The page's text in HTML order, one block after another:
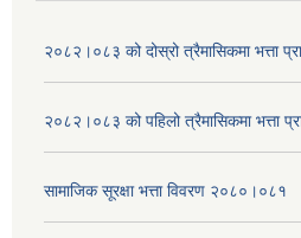
२०८२।०८३ को दोस्रो त्रैमासिकमा भत्ता
२०८२।०८३ को पहिलो त्रैमासिकमा भत्ता
सामाजिक सूरक्षा भत्ता विवरण २०८०।०८१